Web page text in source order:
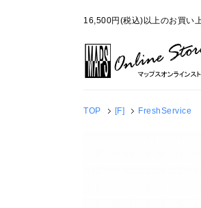
16,500円(税込)以上のお買い
TOP [F] FreshService